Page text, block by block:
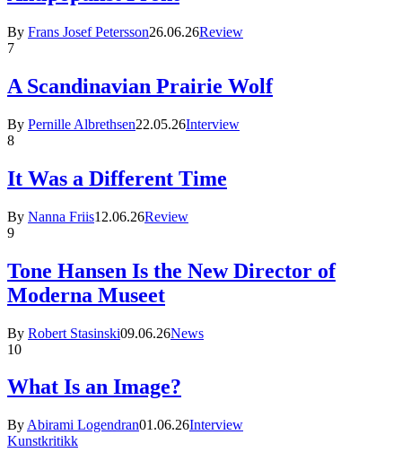
By Frans Josef Petersson26.06.26Review
7
A Scandinavian Prairie Wolf
By Pernille Albrethsen22.05.26Interview
8
It Was a Different Time
By Nanna Friis12.06.26Review
9
Tone Hansen Is the New Director of
Moderna Museet
By Robert Stasinski09.06.26News
10
What Is an Image?
By Abirami Logendran01.06.26Interview
Kunstkritikk